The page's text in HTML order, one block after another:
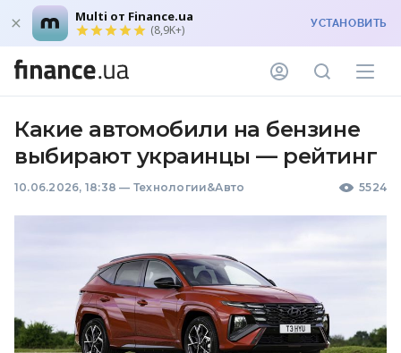
Multi от Finance.ua
(8,9K+) УСТАНОВИТЬ
Какие автомобили на бензине
выбирают украинцы — рейтинг
10.06.2026, 18:38 — Технологии&Авто 5524